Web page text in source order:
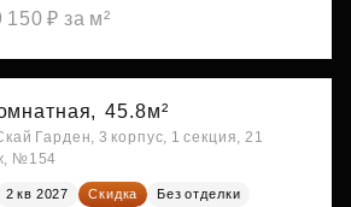
150 ₽ за м²
45.8м²
Гарден, 3 корпус, 1 секция, 21
№154
2 кв 2027 Скидка
Без отделки